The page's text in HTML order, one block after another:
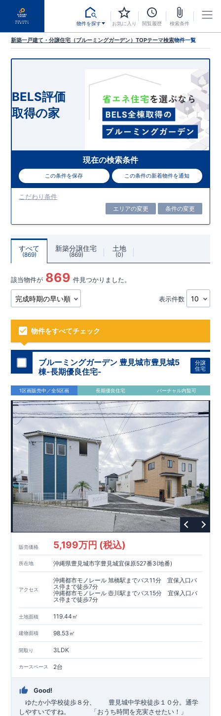
物件を探す お気に入り 閲覧履歴 検索条件
新築一戸建て・分譲住宅（ブルーミングガーデン）TOPテーマ検索物件一覧
BELS評価
取得の家
現在の検索条件
この条件を保存 この条件の新着物件を通知
こだわり条件
エリアの変更 条件の変更
すべて
869
新築分譲住宅
869
土地
0
該当物件が 869 件見つかりました。
表示件数
物件をすべてチェック
ブルーミングガーデン 豊見城市豊見城5
棟-長期優良住宅-
分譲
住宅
1区画販売中／全5区画 長期優良住宅 バーチャル内覧可
販売価格 5,199万円 (税込)
所在地 沖縄県豊見城市字豊見城宜保原527番3(地番)
アクセス
沖縄都市モノレール 旭橋駅までバス11分 宜保入口バ
ス停まで徒歩7分
沖縄都市モノレール 壺川駅までバス15分 宜保入口バ
ス停まで徒歩7分
土地面積 119.44㎡
建物面積 98.53㎡
間取り 3LDK
カースペース 2台
Good!
ゆたか小学校徒歩８分、 豊見城中学校徒歩１０分。通学
しやすいですね。
「おうち時間を充実させたい！」